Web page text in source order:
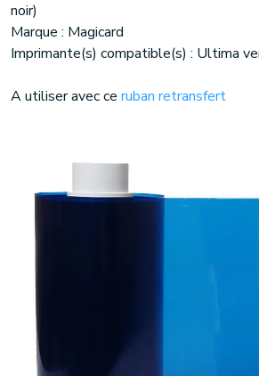
noir)
Marque : Magicard
Imprimante(s) compatible(s) : Ultima
A utiliser avec ce ruban retransfert